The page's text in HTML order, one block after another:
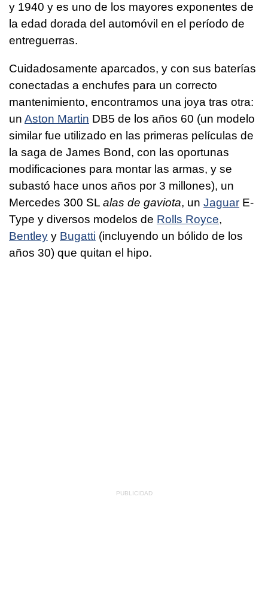
y 1940 y es uno de los mayores exponentes de
la edad dorada del automóvil en el período de
entreguerras.
Cuidadosamente aparcados, y con sus baterías
conectadas a enchufes para un correcto
mantenimiento, encontramos una joya tras otra:
un Aston Martin DB5 de los años 60 (un modelo
similar fue utilizado en las primeras películas de
la saga de James Bond, con las oportunas
modificaciones para montar las armas, y se
subastó hace unos años por 3 millones), un
Mercedes 300 SL alas de gaviota, un Jaguar E-
Type y diversos modelos de Rolls Royce,
Bentley y Bugatti (incluyendo un bólido de los
años 30) que quitan el hipo.